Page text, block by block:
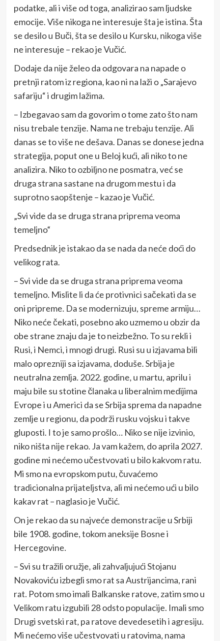
podatke, ali i više od toga, analizirao sam ljudske
emocije. Više nikoga ne interesuje šta je istina. Šta
se desilo u Buči, šta se desilo u Kursku, nikoga više
ne interesuje – rekao je Vučić.
Dodaje da nije želeo da odgovara na napade o
pretnji ratom iz regiona, kao ni na laži o „Sarajevo
safariju“ i drugim lažima.
– Izbegavao sam da govorim o tome zato što nam
nisu trebale tenzije. Nama ne trebaju tenzije. Ali
danas se to više ne dešava. Danas se donese jedna
strategija, poput one u Beloj kući, ali niko to ne
analizira. Niko to ozbiljno ne posmatra, već se
druga strana sastane na drugom mestu i da
suprotno saopštenje – kazao je Vučić.
„Svi vide da se druga strana priprema veoma
temeljno“
Predsednik je istakao da se nada da neće doći do
velikog rata.
– Svi vide da se druga strana priprema veoma
temeljno. Mislite li da će protivnici sačekati da se
oni pripreme. Da se modernizuju, spreme armiju…
Niko neće čekati, posebno ako uzmemo u obzir da
obe strane znaju da je to neizbežno. To su rekli i
Rusi, i Nemci, i mnogi drugi. Rusi su u izjavama bili
malo oprezniji sa izjavama, doduše. Srbija je
neutralna zemlja. 2022. godine, u martu, aprilu i
maju bile su stotine članaka u liberalnim medijima
Evrope i u Americi da se Srbija sprema da napadne
zemlje u regionu, da podrži rusku vojsku i takve
gluposti. I to je samo prošlo… Niko se nije izvinio,
niko ništa nije rekao. Ja vam kažem, do aprila 2027.
godine mi nećemo učestvovati u bilo kakvom ratu.
Mi smo na evropskom putu, čuvaćemo
tradicionalna prijateljstva, ali mi nećemo ući u bilo
kakav rat – naglasio je Vučić.
On je rekao da su najveće demonstracije u Srbiji
bile 1908. godine, tokom aneksije Bosne i
Hercegovine.
– Svi su tražili oružje, ali zahvaljujući Stojanu
Novakoviću izbegli smo rat sa Austrijancima, rani
rat. Potom smo imali Balkanske ratove, zatim smo u
Velikom ratu izgubili 28 odsto populacije. Imali smo
Drugi svetski rat, pa ratove devedesetih i agresiju.
Mi nećemo više učestvovati u ratovima, nama